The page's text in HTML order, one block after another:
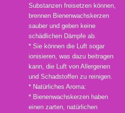
Substanzen freisetzen können,
brennen Bienenwachskerzen
sauber und geben keine
schädlichen Dämpfe ab.
* Sie können die Luft sogar
ionisieren, was dazu beitragen
kann, die Luft von Allergenen
und Schadstoffen zu reinigen.
* Natürliches Aroma:
* Bienenwachskerzen haben
einen zarten, natürlichen